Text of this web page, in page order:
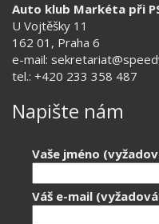
Auto klub Markéta při
U Vojtěšky 11
162 01, Praha 6
e-mail:
tel.: +420 233 358 487
Napište nám
Vaše jméno
Váš e-mail